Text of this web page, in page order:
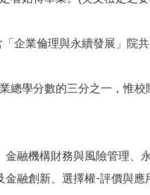
企業倫理與永續發展」院
學分數的三分之一，惟
融機構財務與風險管理、
融創新、選擇權-評價與